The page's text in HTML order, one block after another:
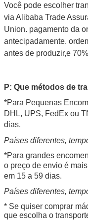
Você pode escolher
via Alibaba Trade
Union. pagamento da
antecipadamente.
antes de produzir,e
P: Que métodos de
*Para Pequenas
DHL, UPS, FedEx ou
dias.
Países diferentes,
*Para grandes
o preço de envio é
em 15 a 59 dias.
Países diferentes,
* Se quiser comprar
que escolha o